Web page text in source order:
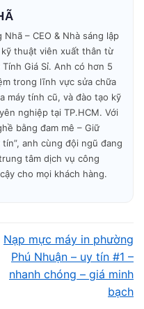
phát sinh phí.
hàng
A Chề khi
Nhã – CEO & Nhà sáng lập
kỹ thuật viên xuất thân từ
Giá Sỉ. Anh có hơn 5
trong lĩnh vực sửa chữa
máy tính cũ, và đào tạo kỹ
nghiệp tại TP.HCM. Với
bằng đam mê – Giữ
anh cùng đội ngũ đang
tâm dịch vụ công
cho mọi khách hàng.
Nạp mực máy in phường
Phú Nhuận – uy tín #1 –
nhanh chóng – giá minh
bạch